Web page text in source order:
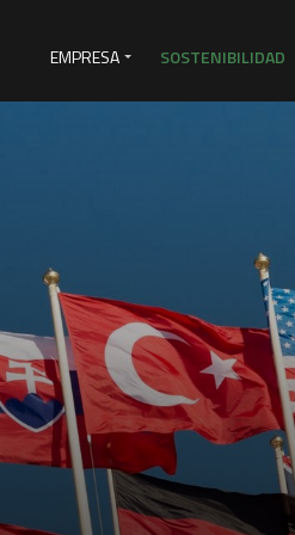
EMPRESA SOSTENIBILIDAD